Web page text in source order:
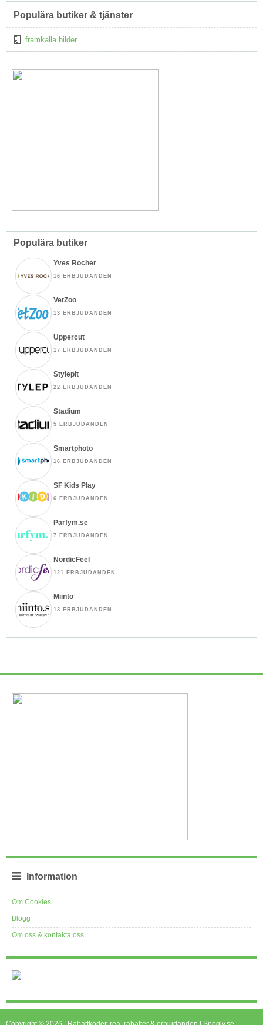
Populära butiker & tjänster
framkalla bilder
Populära butiker
Yves Rocher
16 ERBJUDANDEN
VetZoo
13 ERBJUDANDEN
Uppercut
17 ERBJUDANDEN
Stylepit
22 ERBJUDANDEN
Stadium
5 ERBJUDANDEN
Smartphoto
16 ERBJUDANDEN
SF Kids Play
6 ERBJUDANDEN
Parfym.se
7 ERBJUDANDEN
NordicFeel
121 ERBJUDANDEN
Miinto
13 ERBJUDANDEN
Information
Om Cookies
Blogg
Om oss & kontakta oss